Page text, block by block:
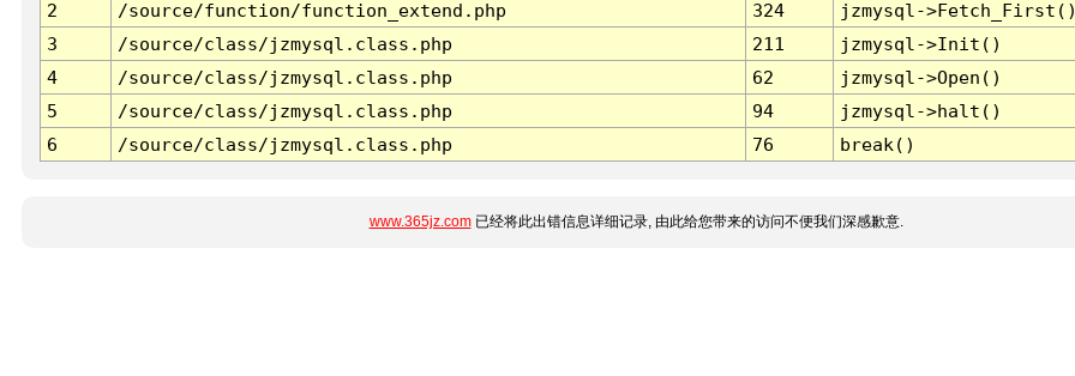
2
/source/function/function_extend.php 324
jzmysql-
3
/source/class/jzmysql.class.php 211
jzmysql->Init()
4
/source/class/jzmysql.class.php 62
jzmysql->Open()
5
/source/class/jzmysql.class.php 94
jzmysql->halt()
6
/source/class/jzmysql.class.php 76 break()
www.365jz.com已经将此出错信息详细记录, 由此给您带来的访问不便我们深感歉意.